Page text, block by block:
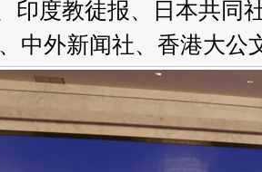
印度教徒报、日本共同
中外新闻社、香港大公